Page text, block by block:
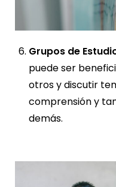
Grupos de
puede ser
otros y discutir
comprensión y
demás.